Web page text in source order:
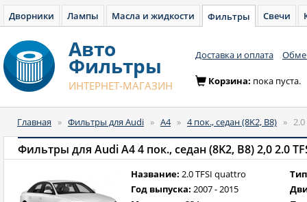
Дворники Лампы Масла и жидкости Фильтры Свечи
Авто
Фильтры
ИНТЕРНЕТ-МАГАЗИН
Доставка и оплата
Корзина: пока пуста.
Главная » Фильтры для Audi » A4 » 4 пок., седан (8K2, B8) »
Фильтры для Audi A4 4 пок., седан (8K2, B8) 2,0 2.0
Название: 2.0 TFSI quattro
Год выпуска: 2007 - 2015